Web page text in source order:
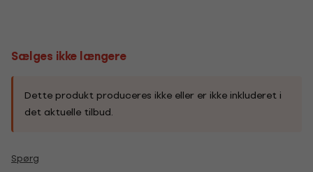
Sælges ikke længere
Dette produkt produceres ikke eller er ikke inkluderet i
det aktuelle tilbud.
Spørg